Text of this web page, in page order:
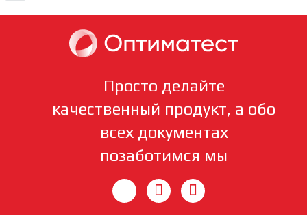
Просто делайте
качественный продукт, а обо
всех документах
позаботимся мы